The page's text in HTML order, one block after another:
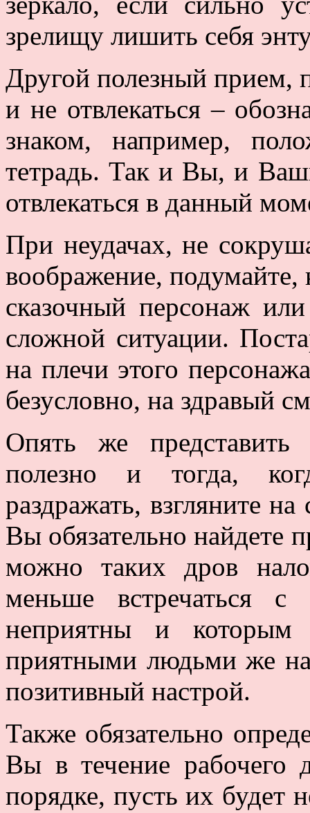
зрелищу лишить себя
Другой полезный прием,
и не отвлекаться –
знаком, например,
тетрадь. Так и Вы, и
отвлекаться в данный
При неудачах, не
воображение,
сказочный персонаж
сложной ситуации.
на плечи этого
безусловно, на здравый
Опять же представить
полезно и тогда,
раздражать, взгляните
Вы обязательно найдете
можно таких дров
меньше встречаться
неприятны и
приятными людьми же
позитивный настрой.
Также обязательно
Вы в течение рабочего
порядке, пусть их будет